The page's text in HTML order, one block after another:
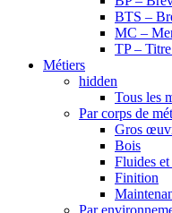
BTS –
MC –
TP –
Métiers
hidden
Tous les
Par corps de
Gros
Bois
Fluides et
Finition
Par